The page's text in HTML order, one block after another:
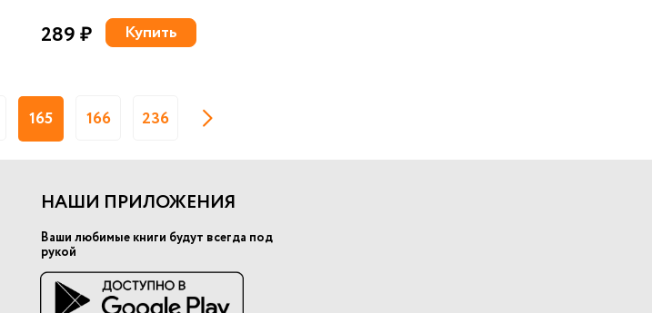
289 ₽ Купить
165 166 236
НАШИ ПРИЛОЖЕНИЯ
Ваши любимые книги будут всегда под
рукой